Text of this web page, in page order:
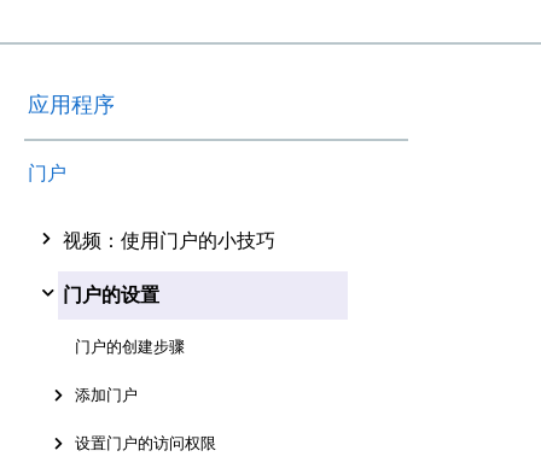
应用程序
门户
视频：使用门户的小技巧
门户的设置
门户的创建步骤
添加门户
设置门户的访问权限